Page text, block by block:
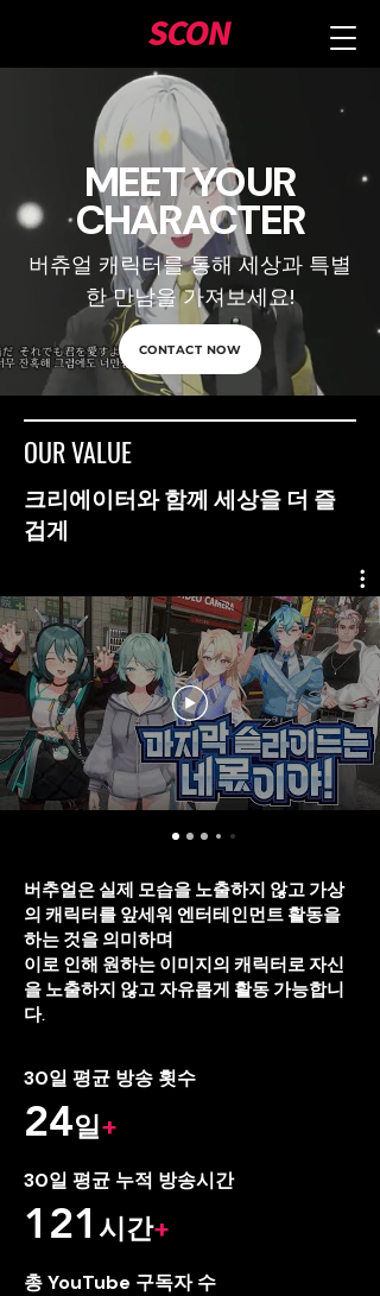
MEET YOUR
CHARACTER
버츄얼 캐릭터를 통해 세상과 특별
한 만남을 가져보세요!
CONTACT NOW
OUR VALUE
크리에이터와 함께 세상을 더 즐
겁게
버추얼은 실제 모습을 노출하지 않고 가상
의 캐릭터를 앞세워 엔터테인먼트 활동을
하는 것을 의미하며
이로 인해 원하는 이미지의 캐릭터로 자신
을 노출하지 않고 자유롭게 활동 가능합니
다.
30일 평균 방송 횟수
24일+
30일 평균 누적 방송시간
121 시간+
​총 YouTube 구독자 수